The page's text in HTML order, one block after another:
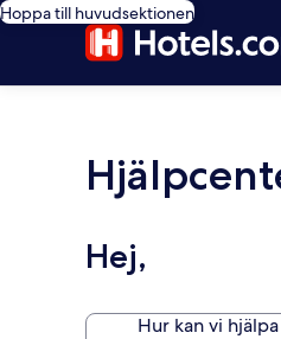
Hoppa till huvudsektionen
Hej,
Hur kan vi